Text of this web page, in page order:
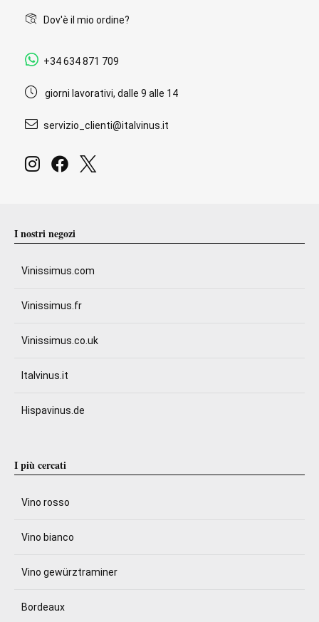
Dov'è il mio ordine?
+34 634 871 709
giorni lavorativi, dalle 9 alle 14
servizio_clienti@italvinus.it
I nostri negozi
Vinissimus.com
Vinissimus.fr
Vinissimus.co.uk
Italvinus.it
Hispavinus.de
I più cercati
Vino rosso
Vino bianco
Vino gewürztraminer
Bordeaux